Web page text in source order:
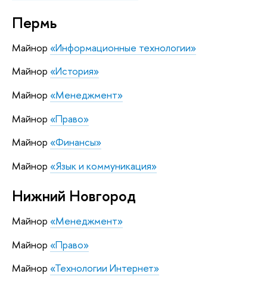
Пермь
Майнор «Информационные технологии»
Майнор «История»
Майнор «Менеджмент»
Майнор «Право»
Майнор «Финансы»
Майнор «Язык и коммуникация»
Нижний Новгород
Майнор «Менеджмент»
Майнор «Право»
Майнор «Технологии Интернет»